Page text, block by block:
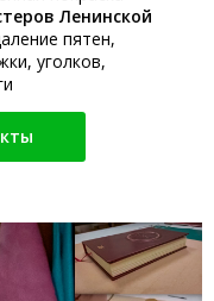
Ленинской
пятен,
уголков,